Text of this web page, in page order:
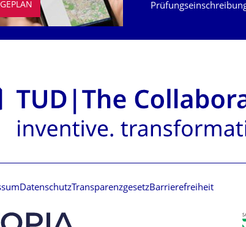
DatenschutzTransparenzgesetzBarrierefreiheit